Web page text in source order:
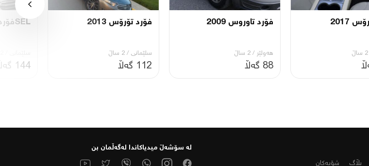
2017
2 ساڵ
فۆرد تاوروس 2009
هەولێر / 2 ساڵ
88 گەڵا
فۆرد تۆرۆس 2013
سلێمانی / 2 ساڵ
112 گەڵا
SELفۆرد تۆرۆس2013
144 گەڵا
بڵاگ شۆپەکان
لە سۆشەڵ میدیاكاندا لەگەڵمان بن